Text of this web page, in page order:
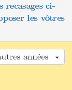
recasages ci-
les vôtres
années